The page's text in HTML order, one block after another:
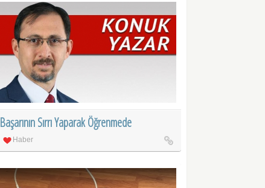
Başarının Sırrı Yaparak Öğrenmede
Haber